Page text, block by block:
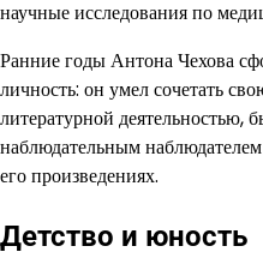
научные исследования по
Ранние годы Антона Чехова
личность: он умел сочетать
литературной деятельностью,
наблюдательным
его произведениях.
Детство и юность